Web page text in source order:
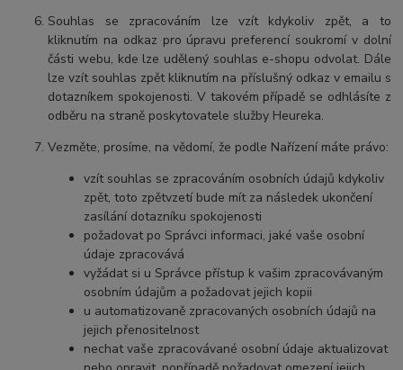
Souhlas se zpracováním lze vzít kdykoliv zpět, a to
kliknutím na odkaz pro úpravu preferencí soukromí v dolní
části webu, kde lze udělený souhlas e-shopu odvolat. Dále
lze vzít souhlas zpět kliknutím na příslušný odkaz v emailu s
dotazníkem spokojenosti. V takovém případě se odhlásíte z
odběru na straně poskytovatele služby Heureka.
Vezměte, prosíme, na vědomí, že podle Nařízení máte právo:
vzít souhlas se zpracováním osobních údajů kdykoliv
zpět, toto zpětvzetí bude mít za následek ukončení
zasílání dotazníku spokojenosti
požadovat po Správci informaci, jaké vaše osobní
údaje zpracovává
vyžádat si u Správce přístup k vašim zpracovávaným
osobním údajům a požadovat jejich kopii
u automatizovaně zpracovaných osobních údajů na
jejich přenositelnost
nechat vaše zpracovávané osobní údaje aktualizovat